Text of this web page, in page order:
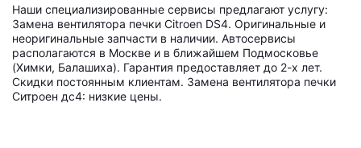
Наши специализированные сервисы предлагают услугу:
Замена вентилятора печки Citroen DS4. Оригинальные и
неоригинальные запчасти в наличии. Автосервисы
располагаются в Москве и в ближайшем Подмосковье
(Химки, Балашиха). Гарантия предоставляет до 2-х лет.
Скидки постоянным клиентам. Замена вентилятора печки
Ситроен дс4: низкие цены.